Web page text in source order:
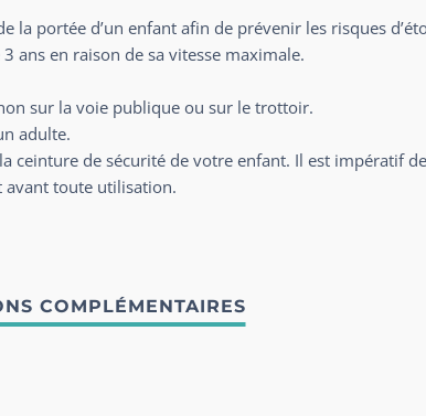
la portée d’un enfant afin de prévenir les risques
ans en raison de sa vitesse maximale.
sur la voie publique ou sur le trottoir.
adulte.
ceinture de sécurité de votre enfant. Il est impératif
avant toute utilisation.